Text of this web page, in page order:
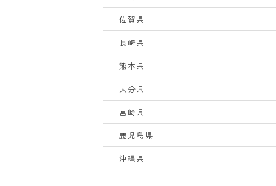
佐賀県
長崎県
熊本県
大分県
宮崎県
鹿児島県
沖縄県